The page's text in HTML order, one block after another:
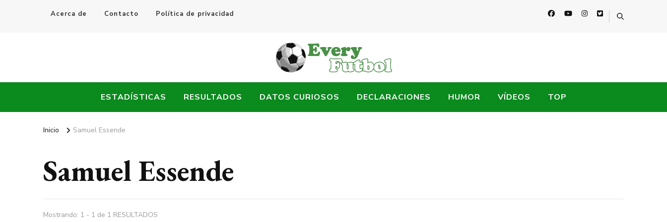
Acerca de Contacto Política de privacidad
Every Fútbol
ESTADÍSTICAS RESULTADOS DATOS CURIOSOS DECLARACIONES HUMOR VÍDEOS TOP
Inicio Samuel Essende
Samuel Essende
Mostrando: 1 - 1 de 1 RESULTADOS